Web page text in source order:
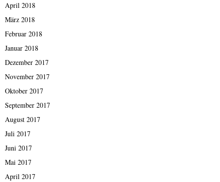
April 2018
März 2018
Februar 2018
Januar 2018
Dezember 2017
November 2017
Oktober 2017
September 2017
August 2017
Juli 2017
Juni 2017
Mai 2017
April 2017